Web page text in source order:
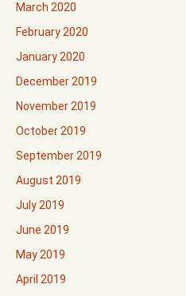
March 2020
February 2020
January 2020
December 2019
November 2019
October 2019
September 2019
August 2019
July 2019
June 2019
May 2019
April 2019